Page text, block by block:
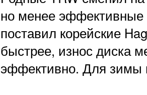
но менее эффективные
поставил корейские
быстрее, износ диска
эффективно. Для